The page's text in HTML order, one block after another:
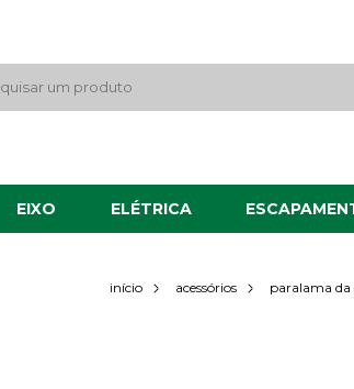
EIXO ELÉTRICA
início acessórios paralama da